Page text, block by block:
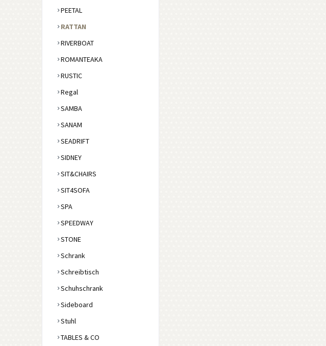
PEETAL
RATTAN
RIVERBOAT
ROMANTEAKA
RUSTIC
Regal
SAMBA
SANAM
SEADRIFT
SIDNEY
SIT&CHAIRS
SIT4SOFA
SPA
SPEEDWAY
STONE
Schrank
Schreibtisch
Schuhschrank
Sideboard
Stuhl
TABLES & CO